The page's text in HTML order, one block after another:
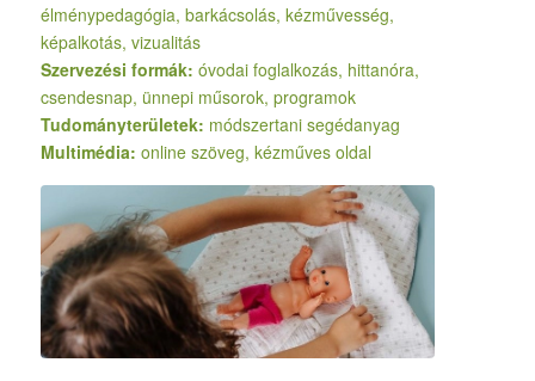
élménypedagógia, barkácsolás, kézművesség,
képalkotás, vizualitás
Szervezési formák: óvodai foglalkozás, hittanóra,
csendesnap, ünnepi műsorok, programok
Tudományterületek: módszertani segédanyag
Multimédia: online szöveg, kézműves oldal